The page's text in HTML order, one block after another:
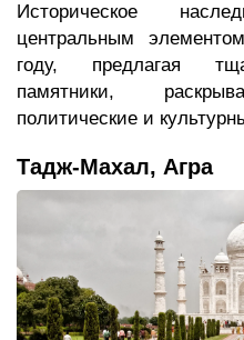
Историческое
центральным
году, предлагая
памятники,
политические и
Тадж-Махал, Агра